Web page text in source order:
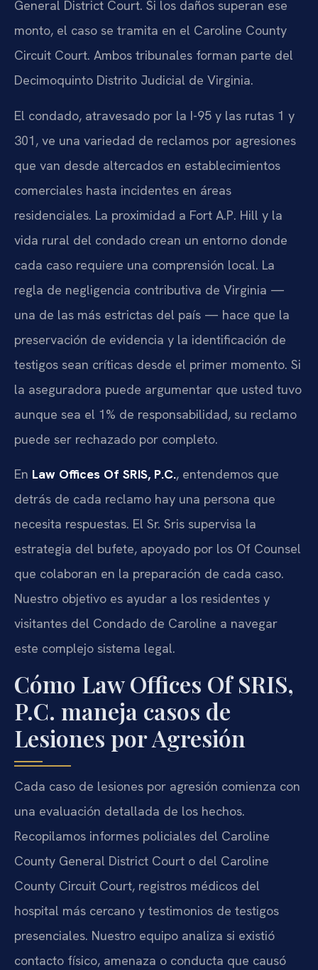
General District Court. Si los daños superan ese
monto, el caso se tramita en el Caroline County
Circuit Court. Ambos tribunales forman parte del
Decimoquinto Distrito Judicial de Virginia.
El condado, atravesado por la I-95 y las rutas 1 y
301, ve una variedad de reclamos por agresiones
que van desde altercados en establecimientos
comerciales hasta incidentes en áreas
residenciales. La proximidad a Fort A.P. Hill y la
vida rural del condado crean un entorno donde
cada caso requiere una comprensión local. La
regla de negligencia contributiva de Virginia —
una de las más estrictas del país — hace que la
preservación de evidencia y la identificación de
testigos sean críticas desde el primer momento. Si
la aseguradora puede argumentar que usted tuvo
aunque sea el 1% de responsabilidad, su reclamo
puede ser rechazado por completo.
En Law Offices Of SRIS, P.C., entendemos que
detrás de cada reclamo hay una persona que
necesita respuestas. El Sr. Sris supervisa la
estrategia del bufete, apoyado por los Of Counsel
que colaboran en la preparación de cada caso.
Nuestro objetivo es ayudar a los residentes y
visitantes del Condado de Caroline a navegar
este complejo sistema legal.
Cómo Law Offices Of SRIS,
P.C. maneja casos de
Lesiones por Agresión
Cada caso de lesiones por agresión comienza con
una evaluación detallada de los hechos.
Recopilamos informes policiales del Caroline
County General District Court o del Caroline
County Circuit Court, registros médicos del
hospital más cercano y testimonios de testigos
presenciales. Nuestro equipo analiza si existió
contacto físico, amenaza o conducta que causó